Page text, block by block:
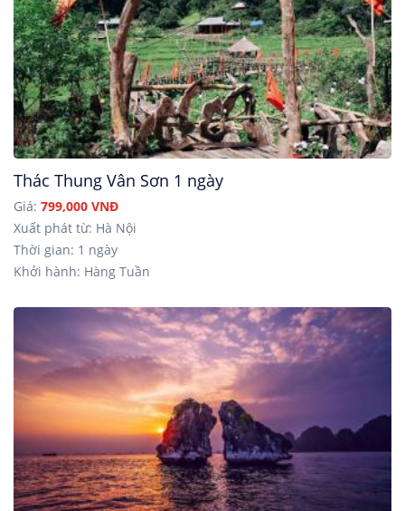
Thác Thung Vân Sơn 1 ngày
Giá: 799,000 VNĐ
Xuất phát từ: Hà Nội
Thời gian: 1 ngày
Khởi hành: Hàng Tuần